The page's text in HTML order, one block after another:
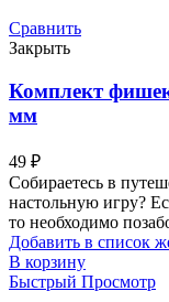
Сравнить
Закрыть
Комплект
мм
49 ₽
Собираетесь в
настольную игру?
то необходимо
Добавить в список
В корзину
Быстрый Просмотр